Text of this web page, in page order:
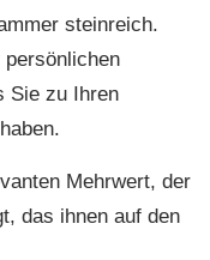
steinreich.
Sie zu Ihren
Mehrwert, der
das ihnen auf den